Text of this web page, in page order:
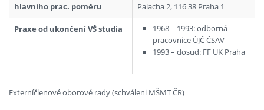
hlavního prac. poměru
Palacha 2, 116 38 Praha 1
Praxe od ukončení VŠ studia
1968 – 1993: odborná
pracovnice ÚJČ ČSAV
1993 – dosud: FF UK Praha
Externíčlenové oborové rady (schváleni MŠMT ČR)